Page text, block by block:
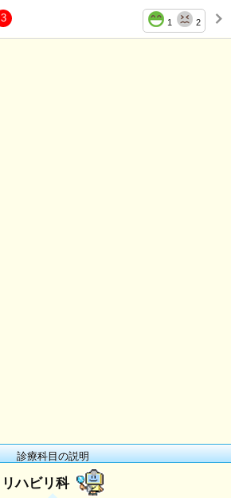
1 2
3
診療科目の説明
リハビリ科